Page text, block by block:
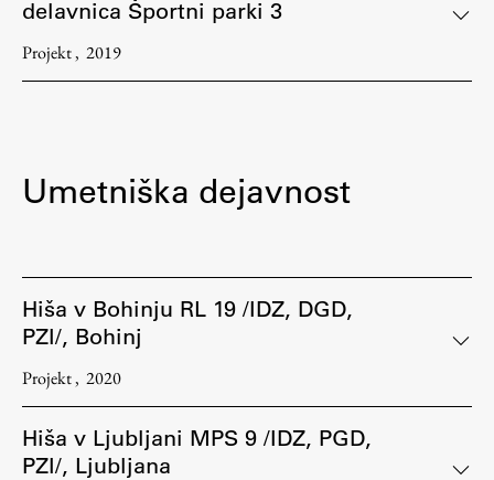
delavnica Športni parki 3
Projekt 2019
Umetniška dejavnost
Hiša v Bohinju RL 19 /IDZ, DGD,
PZI/, Bohinj
Projekt 2020
Hiša v Ljubljani MPS 9 /IDZ, PGD,
PZI/, Ljubljana